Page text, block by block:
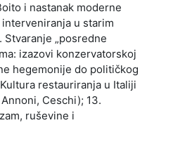
i nastanak moderne
u starim
„posredne
izazovi konzervatorskoj
hegemonije do političkog
restauriranja u Italiji
Ceschi); 13.
ruševine i